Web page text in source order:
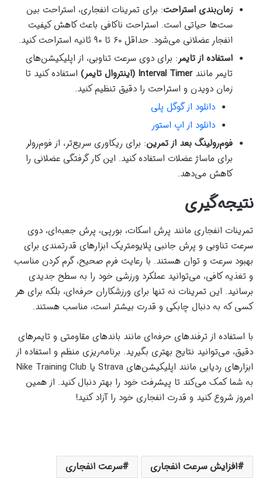
زمان‌بندی استراحت: برای تمرینات انفجاری، استراحت بین
ست‌ها حیاتی است. استراحت ناکافی باعث کاهش کیفیت
انفجار عضلانی می‌شود. حداقل ۶۰ تا ۹۰ ثانیه استراحت کنید.
استفاده از تایمر: برای دوی سرعت تناوبی، از اپلیکیشن‌های
تایمر مانندInterval Timer (اینتروال تایمر)
استفاده کنید تا
زمان دویدن و استراحت را دقیق تنظیم کنید.
دانلود از گوگل پلی
دانلود از اپ استور
فوم‌رولینگ بعد از تمرین: برای ریکاوری سریع‌تر، از فوم‌رولر
برای ماساژ عضلات استفاده کنید. این کار گرفتگی عضلانی را
کاهش می‌دهد.
نتیجه‌گیری
تمرینات انفجاری مانند پرش اسکات، بورپی، پرش جعبه‌ای، دوی
سرعت تناوبی و پرش جانبی پلایومتریک ابزارهای قدرتمندی برای
بهبود سرعت و توان هستند. با رعایت فرم صحیح، گرم کردن مناسب
و تغذیه کافی، می‌توانید عملکرد ورزشی خود را به سطح جدیدی
برسانید. این تمرینات نه تنها برای ورزشکاران حرفه‌ای، بلکه برای هر
کسی که به دنبال چابکی و قدرت بیشتر است، مناسب هستند.
با استفاده از ترفندهای حرفه‌ای مانند باندهای مقاومتی و تایمرهای
دقیق، می‌توانید نتایج بهتری بگیرید. برنامه‌ریزی منظم و استفاده از
ابزارهای ردیابی مانند اپلیکیشن‌های Strava یا Nike Training Club
به شما کمک می‌کند تا پیشرفت خود را بهتر دنبال کنید. از همین
امروز شروع کنید و قدرت انفجاری خود را آزاد کنید!
افزایش سرعت انفجاری سرعت انفجاری